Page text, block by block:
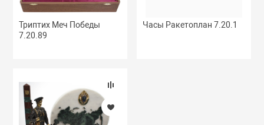
Триптих Меч Победы
7.20.89
Часы Ракетоплан 7.20.1